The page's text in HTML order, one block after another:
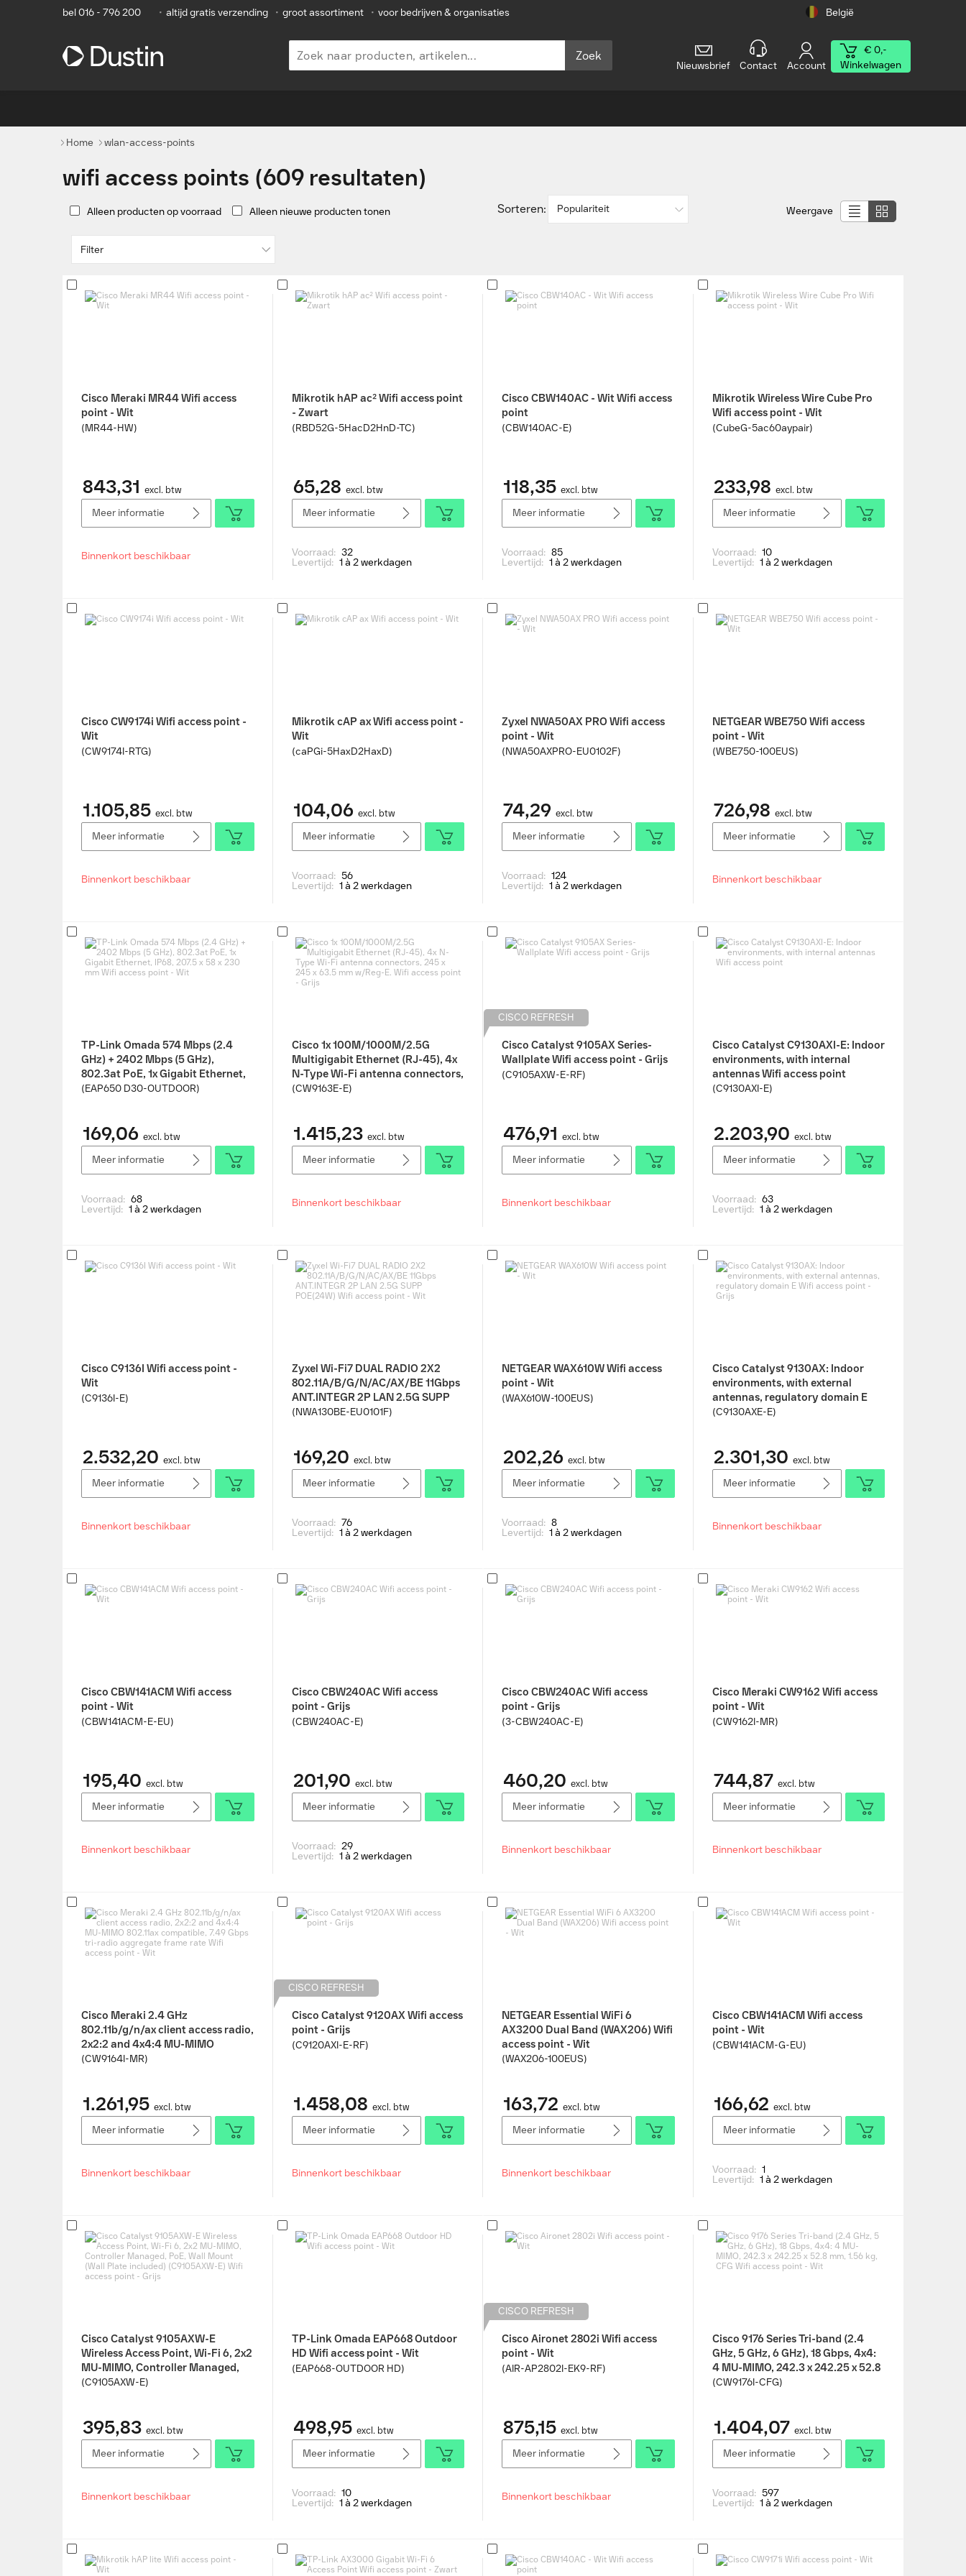
bel 016 - 796 200 • altijd gratis verzending • groot assortiment • voor bedrijven & organisaties België
Zoek
Nieuwsbrief Contact Account
€ 0,-
Winkelwagen
Home wlan-access-points
wifi access points (609 resultaten)
Alleen producten op voorraad Alleen nieuwe producten tonen Sorteren: Populariteit Weergave
Filter
Cisco Meraki MR44 Wifi access
point - Wit
(MR44-HW)
843,31 excl. btw
Meer informatie
Binnenkort beschikbaar
Mikrotik hAP ac² Wifi access point
- Zwart
(RBD52G-5HacD2HnD-TC)
65,28 excl. btw
Meer informatie
Voorraad: 32
Levertijd: 1 à 2 werkdagen
Cisco CBW140AC - Wit Wifi access
point
(CBW140AC-E)
118,35 excl. btw
Meer informatie
Voorraad: 85
Levertijd: 1 à 2 werkdagen
Mikrotik Wireless Wire Cube Pro
Wifi access point - Wit
(CubeG-5ac60aypair)
233,98 excl. btw
Meer informatie
Voorraad: 10
Levertijd: 1 à 2 werkdagen
Cisco CW9174i Wifi access point -
Wit
(CW9174I-RTG)
1.105,85 excl. btw
Meer informatie
Binnenkort beschikbaar
Mikrotik cAP ax Wifi access point -
Wit
(caPGi-5HaxD2HaxD)
104,06 excl. btw
Meer informatie
Voorraad: 56
Levertijd: 1 à 2 werkdagen
Zyxel NWA50AX PRO Wifi access
point - Wit
(NWA50AXPRO-EU0102F)
74,29 excl. btw
Meer informatie
Voorraad: 124
Levertijd: 1 à 2 werkdagen
NETGEAR WBE750 Wifi access
point - Wit
(WBE750-100EUS)
726,98 excl. btw
Meer informatie
Binnenkort beschikbaar
TP-Link Omada 574 Mbps (2.4
GHz) + 2402 Mbps (5 GHz),
802.3at PoE, 1x Gigabit Ethernet,
IP68, 207.5 x 58 x 230 mm Wifi
(EAP650 D30-OUTDOOR)
169,06 excl. btw
Meer informatie
Voorraad: 68
Levertijd: 1 à 2 werkdagen
Cisco 1x 100M/1000M/2.5G
Multigigabit Ethernet (RJ-45), 4x
N-Type Wi-Fi antenna connectors,
245 x 245 x 63.5 mm w/Reg-E. Wifi
(CW9163E-E)
1.415,23 excl. btw
Meer informatie
Binnenkort beschikbaar
CISCO REFRESH
Cisco Catalyst 9105AX Series-
Wallplate Wifi access point - Grijs
(C9105AXW-E-RF)
476,91 excl. btw
Meer informatie
Binnenkort beschikbaar
Cisco Catalyst C9130AXI-E: Indoor
environments, with internal
antennas Wifi access point
(C9130AXI-E)
2.203,90 excl. btw
Meer informatie
Voorraad: 63
Levertijd: 1 à 2 werkdagen
Cisco C9136I Wifi access point -
Wit
(C9136I-E)
2.532,20 excl. btw
Meer informatie
Binnenkort beschikbaar
Zyxel Wi-Fi7 DUAL RADIO 2X2
802.11A/B/G/N/AC/AX/BE 11Gbps
ANT.INTEGR 2P LAN 2.5G SUPP
POE(24W) Wifi access point - Wit
(NWA130BE-EU0101F)
169,20 excl. btw
Meer informatie
Voorraad: 76
Levertijd: 1 à 2 werkdagen
NETGEAR WAX610W Wifi access
point - Wit
(WAX610W-100EUS)
202,26 excl. btw
Meer informatie
Voorraad: 8
Levertijd: 1 à 2 werkdagen
Cisco Catalyst 9130AX: Indoor
environments, with external
antennas, regulatory domain E
Wifi access point - Grijs
(C9130AXE-E)
2.301,30 excl. btw
Meer informatie
Binnenkort beschikbaar
Cisco CBW141ACM Wifi access
point - Wit
(CBW141ACM-E-EU)
195,40 excl. btw
Meer informatie
Binnenkort beschikbaar
Cisco CBW240AC Wifi access
point - Grijs
(CBW240AC-E)
201,90 excl. btw
Meer informatie
Voorraad: 29
Levertijd: 1 à 2 werkdagen
Cisco CBW240AC Wifi access
point - Grijs
(3-CBW240AC-E)
460,20 excl. btw
Meer informatie
Binnenkort beschikbaar
Cisco Meraki CW9162 Wifi access
point - Wit
(CW9162I-MR)
744,87 excl. btw
Meer informatie
Binnenkort beschikbaar
Cisco Meraki 2.4 GHz
802.11b/g/n/ax client access radio,
2x2:2 and 4x4:4 MU-MIMO
802.11ax compatible, 7.49 Gbps tri-
(CW9164I-MR)
1.261,95 excl. btw
Meer informatie
Binnenkort beschikbaar
CISCO REFRESH
Cisco Catalyst 9120AX Wifi access
point - Grijs
(C9120AXI-E-RF)
1.458,08 excl. btw
Meer informatie
Binnenkort beschikbaar
NETGEAR Essential WiFi 6
AX3200 Dual Band (WAX206) Wifi
access point - Wit
(WAX206-100EUS)
163,72 excl. btw
Meer informatie
Binnenkort beschikbaar
Cisco CBW141ACM Wifi access
point - Wit
(CBW141ACM-G-EU)
166,62 excl. btw
Meer informatie
Voorraad: 1
Levertijd: 1 à 2 werkdagen
Cisco Catalyst 9105AXW-E
Wireless Access Point, Wi-Fi 6, 2x2
MU-MIMO, Controller Managed,
PoE, Wall Mount (Wall Plate
(C9105AXW-E)
395,83 excl. btw
Meer informatie
Binnenkort beschikbaar
TP-Link Omada EAP668 Outdoor
HD Wifi access point - Wit
(EAP668-OUTDOOR HD)
498,95 excl. btw
Meer informatie
Voorraad: 10
Levertijd: 1 à 2 werkdagen
CISCO REFRESH
Cisco Aironet 2802i Wifi access
point - Wit
(AIR-AP2802I-EK9-RF)
875,15 excl. btw
Meer informatie
Binnenkort beschikbaar
Cisco 9176 Series Tri-band (2.4
GHz, 5 GHz, 6 GHz), 18 Gbps, 4x4:
4 MU-MIMO, 242.3 x 242.25 x 52.8
mm, 1.56 kg, CFG Wifi access point
(CW9176I-CFG)
1.404,07 excl. btw
Meer informatie
Voorraad: 597
Levertijd: 1 à 2 werkdagen